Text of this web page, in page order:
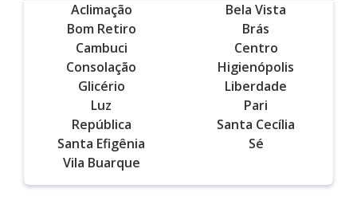
Aclimação
Bela Vista
Bom Retiro
Brás
Cambuci
Centro
Consolação
Higienópolis
Glicério
Liberdade
Luz
Pari
República
Santa Cecília
Santa Efigênia
Sé
Vila Buarque